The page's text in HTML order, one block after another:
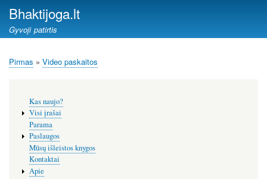
Bhaktijoga.lt
Gyvoji patirtis
Kelias
Pirmas Video paskaitos
meniu
Kas naujo?
Visi įrašai
Parama
Paslaugos
Mūsų išleistos knygos
Kontaktai
Apie